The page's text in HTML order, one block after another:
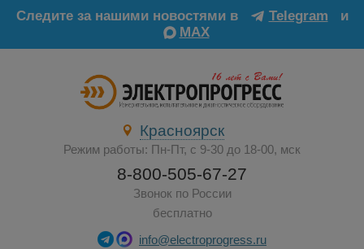
Следите за нашими новостями в Telegram
и
MAX
Красноярск
Режим работы: Пн-Пт, с 9-30 до 18-00, мск
8-800-505-67-27
Звонок по России
бесплатно
info@electroprogress.ru